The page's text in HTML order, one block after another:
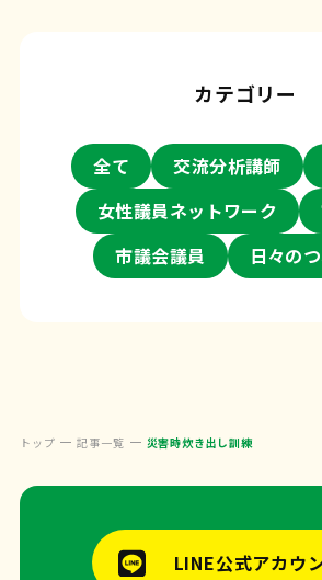
カテゴリー
全て 交流分析講師
女性議員ネットワーク
市議会議員
日々の
トップ 記事一覧 災害時炊き出し訓練
LINE公式アカウ